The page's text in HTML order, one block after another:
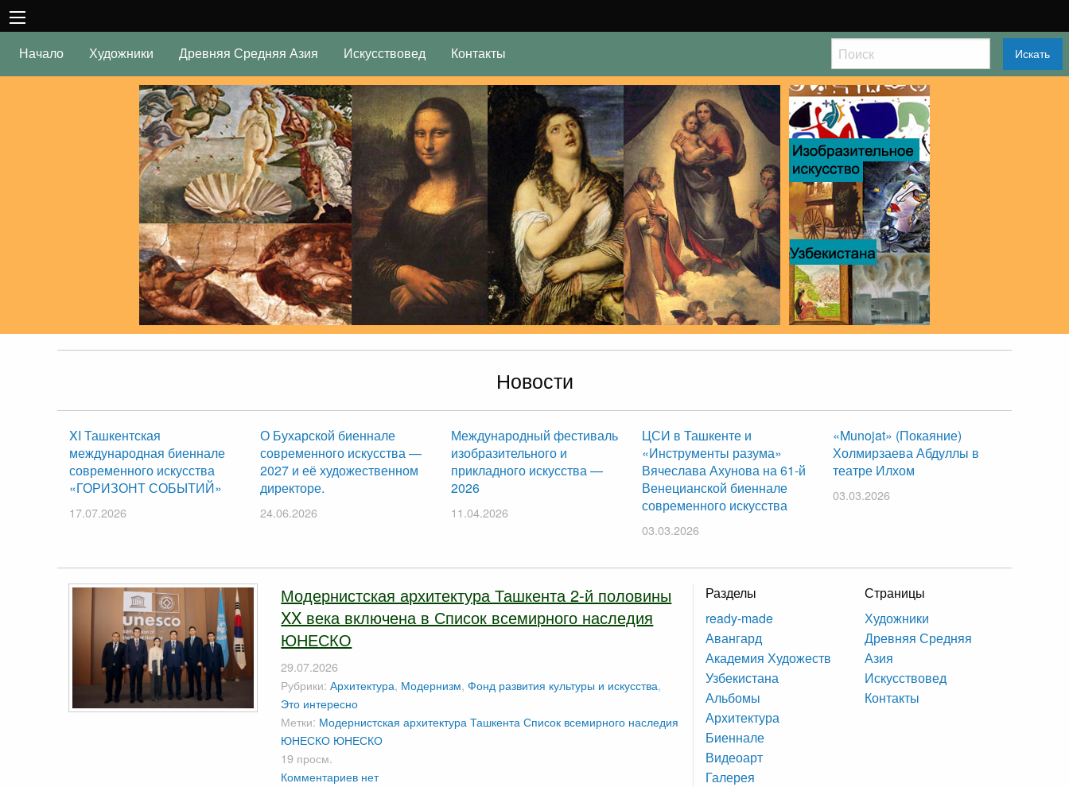
Начало Художники Древняя Средняя Азия Искусствовед Контакты Искать
Новости
XI Ташкентская
международная биеннале
современного искусства
«ГОРИЗОНТ СОБЫТИЙ»
17.07.2026
О Бухарской биеннале
современного искусства —
2027 и её художественном
директоре.
24.06.2026
Международный фестиваль
изобразительного и
прикладного искусства —
2026
11.04.2026
ЦСИ в Ташкенте и
«Инструменты разума»
Вячеслава Ахунова на 61-й
Венецианской биеннале
современного искусства
03.03.2026
«Munojat» (Покаяние)
Холмирзаева Абдуллы в
театре Илхом
03.03.2026
Модернистская архитектура Ташкента 2-й половины
XX века включена в Список всемирного наследия
ЮНЕСКО
29.07.2026
Рубрики:Архитектура, Модернизм,Фонд развития культуры и искусства,
Это интересно
Метки: Модернистская архитектура Ташкента Список всемирного наследия
ЮНЕСКО ЮНЕСКО
19 просм.
Комментариев нет
Разделы
ready-made
Авангард
Академия Художеств
Узбекистана
Альбомы
Архитектура
Биеннале
Видеоарт
Галерея
Страницы
Художники
Древняя Средняя
Азия
Искусствовед
Контакты